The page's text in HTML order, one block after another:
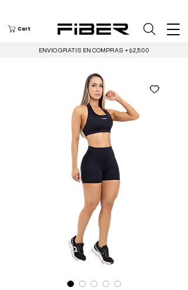
Cart
ENVIO GRATIS EN COMPRAS +$2,500